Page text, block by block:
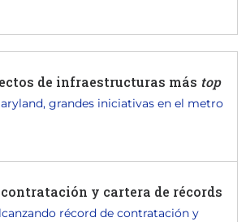
de infraestructuras más top
grandes iniciativas en el metro
y cartera de récords
récord de contratación y